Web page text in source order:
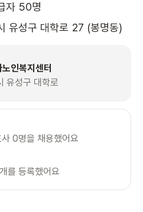
자 50명
유성구 대학로 27 (봉명동)
인복지센터
유성구 대학로
0명을 채용했어요
를 등록했어요